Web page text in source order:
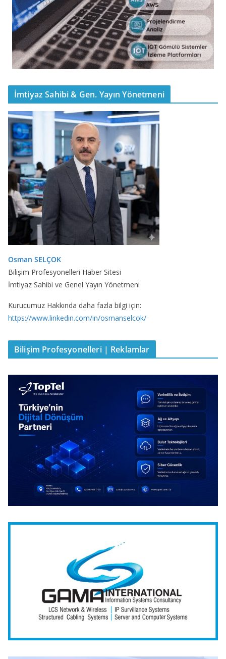
İmtiyaz Sahibi & Gen. Yayın Yönetmeni
Osman SELÇOK
Bilişim Profesyonelleri Haber Sitesi
İmtiyaz Sahibi ve Genel Yayın Yönetmeni
Kurucumuz Hakkında daha fazla bilgi için:
https://www.linkedin.com/in/osmanselcok/
Bilişim Profesyonelleri | Reklamlar